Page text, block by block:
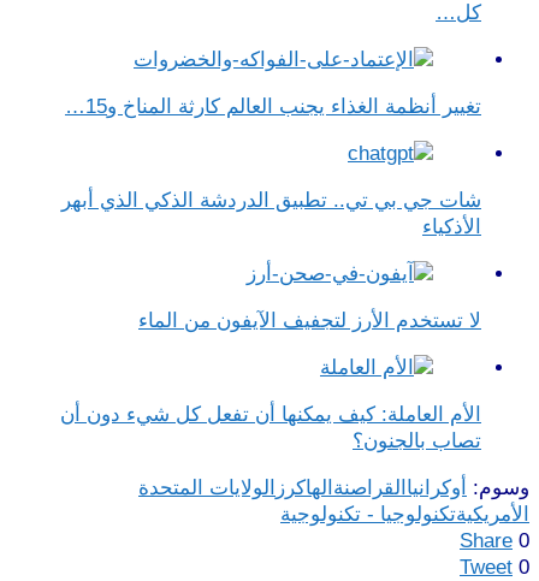
كل…
تغيير أنظمة الغذاء يجنب العالم كارثة المناخ و15…
شات جي بي تي.. تطبيق الدردشة الذكي الذي أبهر
الأذكياء
لا تستخدم الأرز لتجفيف الآيفون من الماء
الأم العاملة: كيف يمكنها أن تفعل كل شيء دون أن
تصاب بالجنون؟
وسوم: أوكرانيا القراصنة الهاكرز الولايات المتحدة
الأمريكيةتكنولوجيا - تكنولوجية
Share 0
Tweet 0